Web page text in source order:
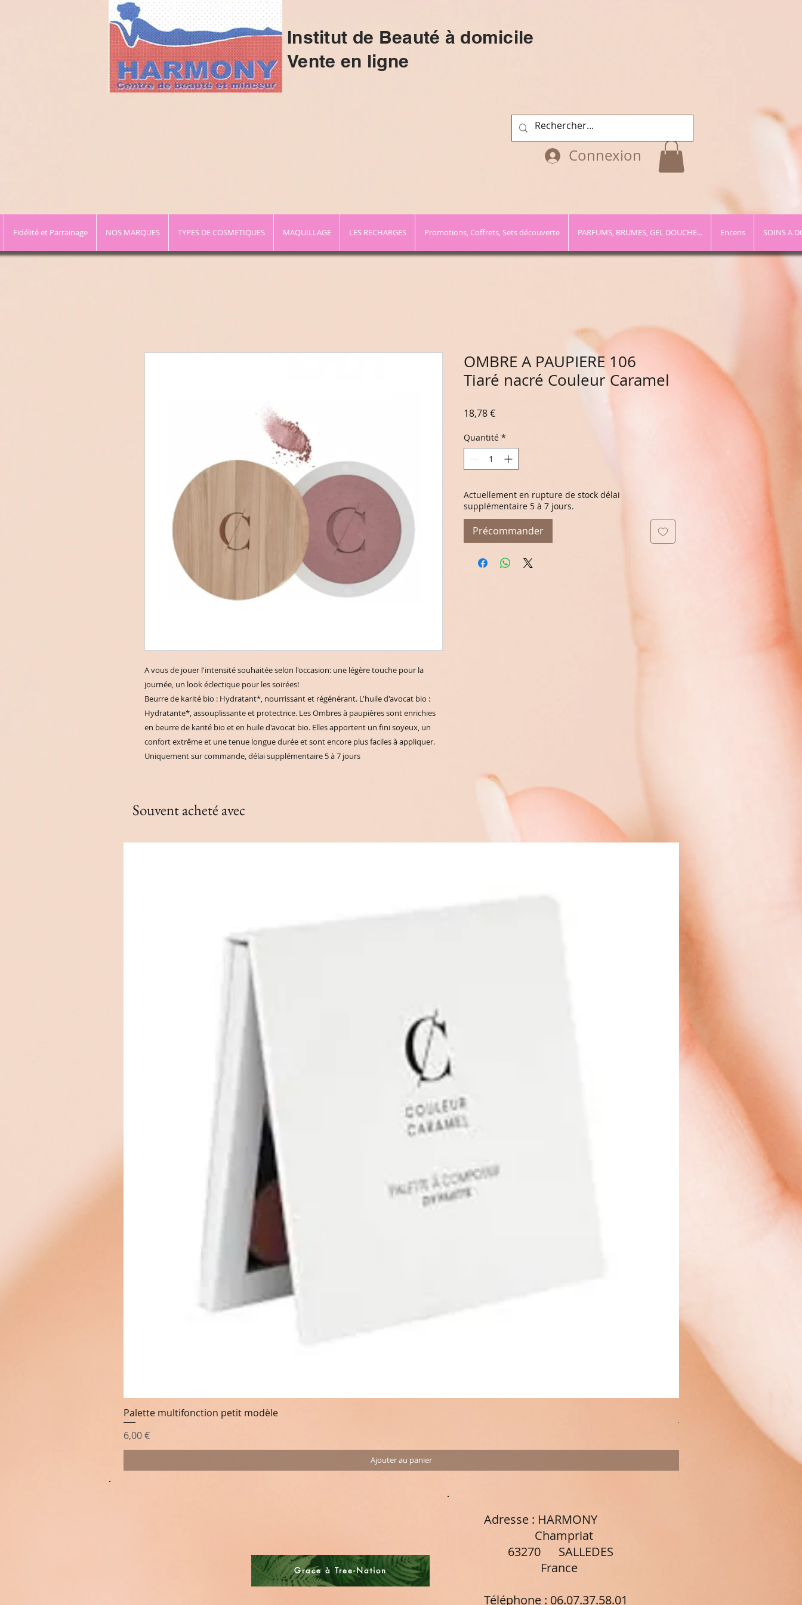
Institut de Beauté à domicile
Vente en ligne
Connexion
Fidélité et Parrainage NOS MARQUES TYPES DE COSMETIQUES MAQUILLAGE LES RECHARGES Promotions, Coffrets, Sets découverte PARFUMS, BRUMES, GEL DOUCHE... Encens SOINS A
A vous de jouer l'intensité souhaitée selon l'occasion: une légère touche pour la
journée, un look éclectique pour les soirées!
Beurre de karité bio : Hydratant*, nourrissant et régénérant. L'huile d'avocat bio :
Hydratante*, assouplissante et protectrice. Les Ombres à paupières sont enrichies
en beurre de karité bio et en huile d'avocat bio. Elles apportent un fini soyeux, un
confort extrême et une tenue longue durée et sont encore plus faciles à appliquer.
Uniquement sur commande, délai supplémentaire 5 à 7 jours
OMBRE A PAUPIERE 106
Tiaré nacré Couleur Caramel
18,78 €Prix
Quantité *
Actuellement en rupture de stock délai
supplémentaire 5 à 7 jours.
Précommander
Souvent acheté avec
Palette multifonction petit modèle
Prix
6,00 €
Ajouter au panier
Palette multifonction
20,00 €
Grace à Tree-Nation
Adresse : HARMONY
Champriat
63270 SALLEDES
France
Téléphone : 06.07.37.58.01